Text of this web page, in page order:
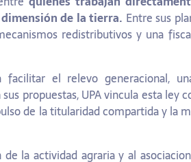
de la tierra. Entre sus
redistributivos y una
el relevo generacional,
sus propuestas, UPA vincula esta ley
de la titularidad compartida y la
la actividad agraria y al